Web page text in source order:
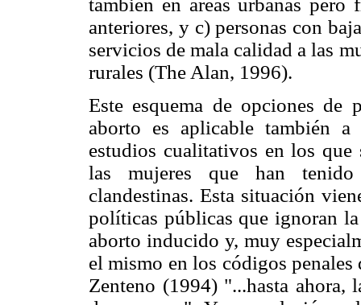
también en áreas urbanas pero
anteriores, y c) personas con
servicios de mala calidad a las
rurales (The Alan, 1996).
Este esquema de opciones de
aborto es aplicable también
estudios cualitativos en los que
las mujeres que han
clandestinas. Esta situación
políticas públicas que ignoran
aborto inducido y, muy
el mismo en los códigos
Zenteno (1994) "...hasta